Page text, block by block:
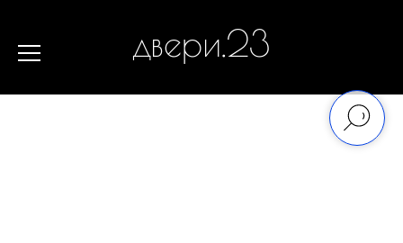
двери.23